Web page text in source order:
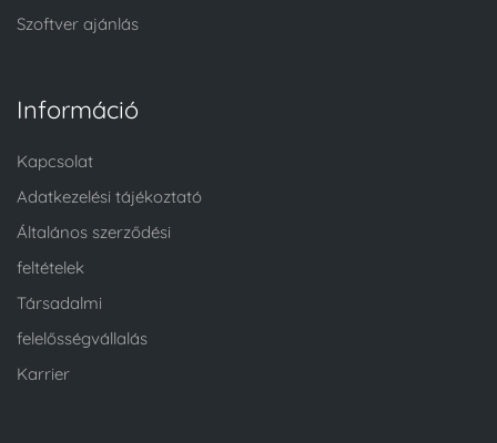
Szoftver ajánlás
Információ
Kapcsolat
Adatkezelési tájékoztató
Általános szerződési
feltételek
Társadalmi
felelősségvállalás
Karrier